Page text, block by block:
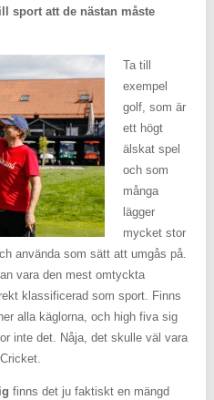
sport att de nästan måste
Ta till
exempel
golf, som är
ett högt
älskat spel
och som
många
lägger
mycket stor
använda som sätt att umgås på.
vara den mest omtyckta
klassificerad som sport. Finns
alla käglorna, och high fiva sig
inte det. Nåja, det skulle väl vara
finns det ju faktiskt en mängd